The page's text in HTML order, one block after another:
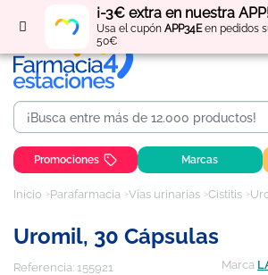
¡-3€ extra en nuestra
Usa el cupón APP34Een pedidos
50€
Regístratey obténpuntos por
Promociones Marcas
Inicio Parafarmacia Vías urinarias Cistitis
Uromil, 30 Cápsulas
Referencia: 155921 Marca